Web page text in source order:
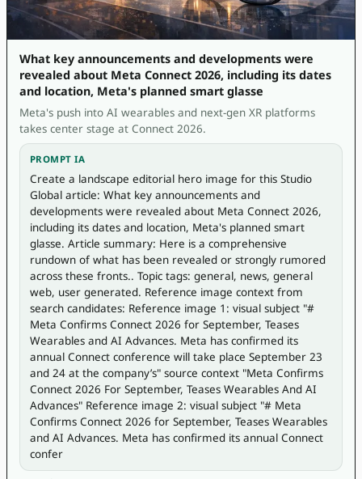
What key announcements and developments were
revealed about Meta Connect 2026, including its dates
and location, Meta's planned smart glasse
Meta's push into AI wearables and next-gen XR platforms
takes center stage at Connect 2026.
PROMPT IA
Create a landscape editorial hero image for this Studio
Global article: What key announcements and
developments were revealed about Meta Connect 2026,
including its dates and location, Meta's planned smart
glasse. Article summary: Here is a comprehensive
rundown of what has been revealed or strongly rumored
across these fronts.. Topic tags: general, news, general
web, user generated. Reference image context from
search candidates: Reference image 1: visual subject "#
Meta Confirms Connect 2026 for September, Teases
Wearables and AI Advances. Meta has confirmed its
annual Connect conference will take place September 23
and 24 at the company’s" source context "Meta Confirms
Connect 2026 For September, Teases Wearables And AI
Advances" Reference image 2: visual subject "# Meta
Confirms Connect 2026 for September, Teases Wearables
and AI Advances. Meta has confirmed its annual Connect
confer